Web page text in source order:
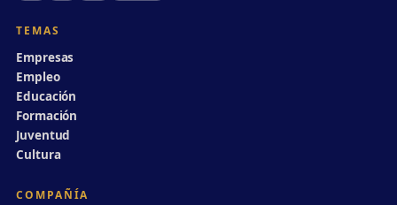
TEMAS
Empresas
Empleo
Educación
Formación
Juventud
Cultura
COMPAÑÍA